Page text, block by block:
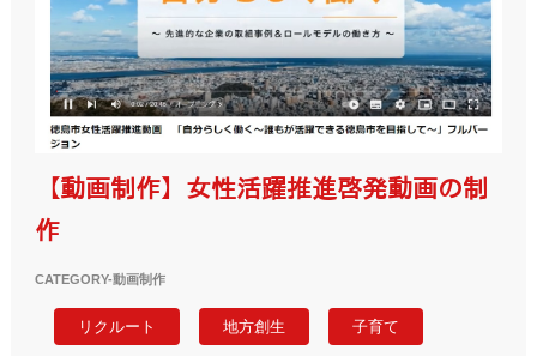
【動画制作】女性活躍推進啓発動画の制
作
CATEGORY-動画制作
リクルート 地方創生 子育て